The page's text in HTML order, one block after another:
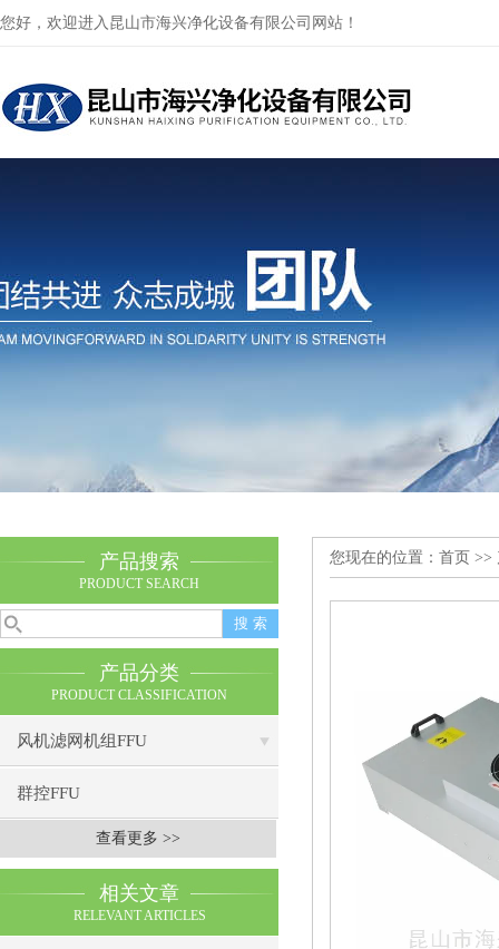
您好，欢迎进入昆山市海兴净化设备有限公司网站！
产品搜索
PRODUCT SEARCH
产品分类
PRODUCT CLASSIFICATION
风机滤网机组FFU
群控FFU
查看更多 >>
相关文章
RELEVANT ARTICLES
您现在的位置： 首页 >>